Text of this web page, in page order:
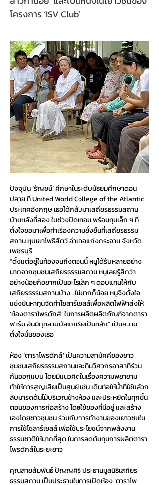
โครงการ ‘ISV Club’
ปัจจุบัน ‘รัญชน์’ ศึกษาในระดับมัธยมศึกษาตอน
ปลาย ที่ United World College of the Atlantic
ประเทศอังกฤษ เธอได้กลับมาเสถียรธรรมสถาน
บ้านหลังที่สอง ในช่วงปิดเทอม พร้อมทุนเล็ก ๆ ที่
ตั้งใจขอมาเพื่อทำเรื่องความยั่งยืนที่เสถียรธรรม
สถาน หุบเขาโพธิสัตว์ อำเภอแก่งกระจาน จังหวัด
เพชรบุรี
“ตั้งแต่อยู่ในท้องจนถึงตอนนี้ หนูได้รับหลายอย่าง
มากจากชุมชนเสถียรธรรมสถาน หนูเลยรู้สึกว่า
อย่างน้อยก็อยากเป็นอะไรเล็ก ๆ ตอบแทนให้กับ
เสถียรธรรมสถานบ้าง...ไม่มากก็น้อย หนูจึงตั้งใจ
แข่งขันหาทุนจัดทำโซลาร์เซลล์เพื่อผลิตไฟฟ้าส่งให้
‘ห้องตาราโพรดักส์’ ในการผลิตผลิตภัณฑ์จากตารา
ฟาร์ม อันมีกุหลาบบัลแกเรียเป็นหลัก” เป็นความ
ตั้งใจมั่นของเธอ
ห้อง ‘ตาราโพรดักส์’ เป็นความสามัคคีของชาว
ชุมชนเสถียรธรรมสถานและทีมวิศวกรอาสาที่ร่วม
กันออกแบบ โดยมีแนวคิดในเรื่องความพยายาม
ทำให้การสูญเสียเป็นศูนย์ เช่น เดินท่อให้น้ำที่ใช้แล้วก
ลับมารดต้นไม้บริเวณข้างห้อง และประหยัดในทุกขั้น
ตอนของการก่อสร้าง โดยใช้ของที่มีอยู่ และสร้าง
เองโดยชาวชุมชน ร่วมกับการทำงานของเยาวชนใน
การใช้โซลาร์เซลล์ เพื่อใช้ประโยชน์จากพลังงาน
ธรรมชาติให้มากที่สุด ในการลดต้นทุนการผลิตตารา
โพรดักส์ในระยะยาว
คุณสายสัมพันธ์ ปัญญศิริ ประธานมูลนิธิเสถียร
ธรรมสถาน เป็นประธานในการเปิดห้อง ‘ตาราโพ